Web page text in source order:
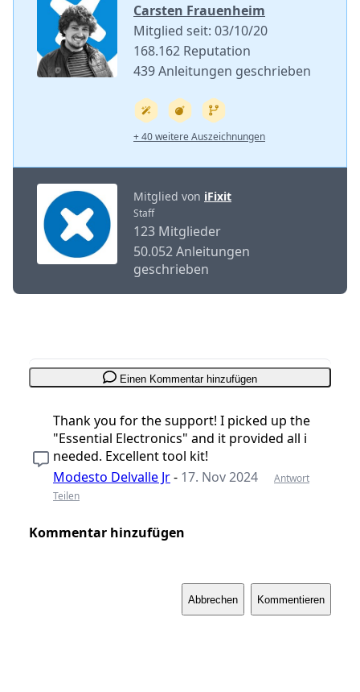
Carsten Frauenheim
Mitglied seit: 03/10/20
168.162 Reputation
439 Anleitungen geschrieben
+ 40 weitere Auszeichnungen
Mitglied von iFixit
Staff
123 Mitglieder
50.052 Anleitungen
geschrieben
Einen Kommentar hinzufügen
Thank you for the support! I picked up the
"Essential Electronics" and it provided all i
needed. Excellent tool kit!
Modesto Delvalle Jr- 17. Nov 2024
Antwort
Teilen
Kommentar hinzufügen
Abbrechen Kommentieren